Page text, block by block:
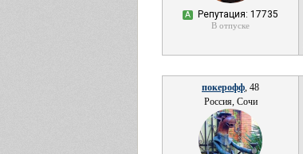
А Репутация: 17735
В отпуске
покерофф, 48
Россия, Сочи